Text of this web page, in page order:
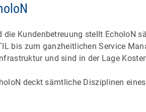
Kundenbetreuung stellt EcholoN
bis zum ganzheitlichen Service
und sind in der Lage
deckt sämtliche Disziplinen